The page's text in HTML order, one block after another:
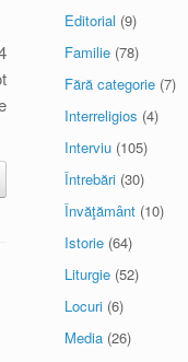
Editorial (9)
Familie (78)
Fără categorie (7)
Interreligios (4)
Interviu (105)
Întrebări (30)
Învăţământ (10)
Istorie (64)
Liturgie (52)
Locuri (6)
Media (26)